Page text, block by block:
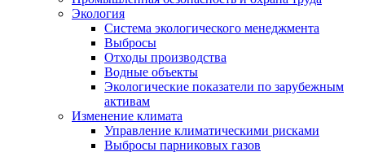
Экология
Система экологического менеджмента
Выбросы
Отходы производства
Водные объекты
Экологические показатели по зарубежным
активам
Изменение климата
Управление климатическими рисками
Выбросы парниковых газов